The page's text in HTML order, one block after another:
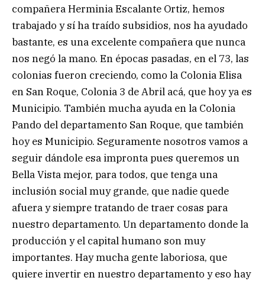
compañera Herminia Escalante Ortiz, hemos
trabajado y sí ha traído subsidios, nos ha ayudado
bastante, es una excelente compañera que nunca
nos negó la mano. En épocas pasadas, en el 73, las
colonias fueron creciendo, como la Colonia Elisa
en San Roque, Colonia 3 de Abril acá, que hoy ya es
Municipio. También mucha ayuda en la Colonia
Pando del departamento San Roque, que también
hoy es Municipio. Seguramente nosotros vamos a
seguir dándole esa impronta pues queremos un
Bella Vista mejor, para todos, que tenga una
inclusión social muy grande, que nadie quede
afuera y siempre tratando de traer cosas para
nuestro departamento. Un departamento donde la
producción y el capital humano son muy
importantes. Hay mucha gente laboriosa, que
quiere invertir en nuestro departamento y eso hay